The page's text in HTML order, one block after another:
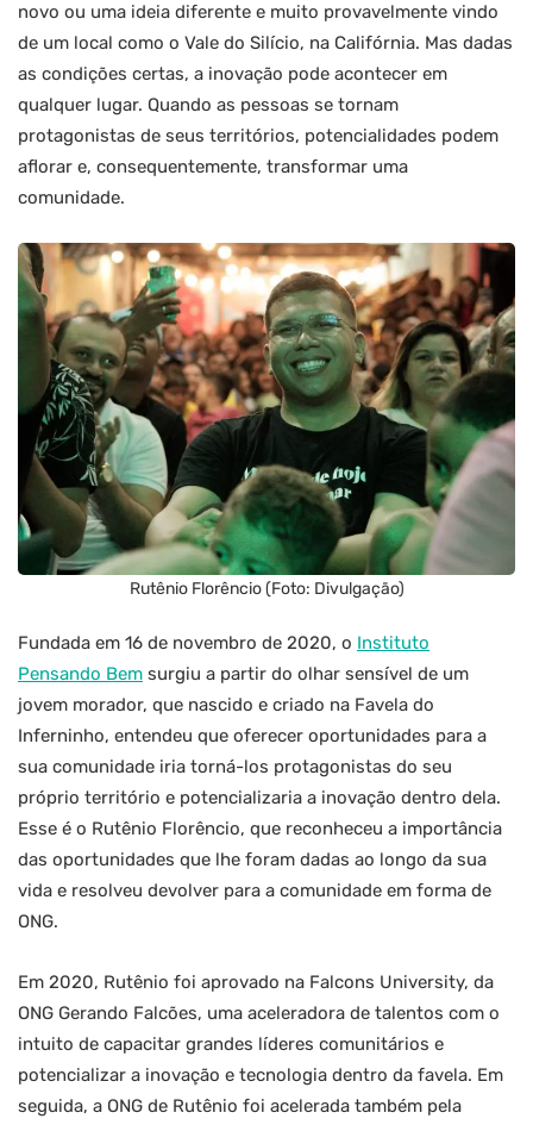
novo ou uma ideia diferente e muito provavelmente vindo
de um local como o Vale do Silício, na Califórnia. Mas dadas
as condições certas, a inovação pode acontecer em
qualquer lugar. Quando as pessoas se tornam
protagonistas de seus territórios, potencialidades podem
aflorar e, consequentemente, transformar uma
comunidade.
Rutênio Florêncio (Foto: Divulgação)
Fundada em 16 de novembro de 2020, o Instituto
Pensando Bem surgiu a partir do olhar sensível de um
jovem morador, que nascido e criado na Favela do
Inferninho, entendeu que oferecer oportunidades para a
sua comunidade iria torná-los protagonistas do seu
próprio território e potencializaria a inovação dentro dela.
Esse é o Rutênio Florêncio, que reconheceu a importância
das oportunidades que lhe foram dadas ao longo da sua
vida e resolveu devolver para a comunidade em forma de
ONG.
Em 2020, Rutênio foi aprovado na Falcons University, da
ONG Gerando Falcões, uma aceleradora de talentos com o
intuito de capacitar grandes líderes comunitários e
potencializar a inovação e tecnologia dentro da favela. Em
seguida, a ONG de Rutênio foi acelerada também pela